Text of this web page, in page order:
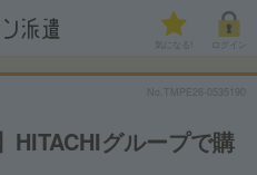
気になる!
No.TMPE26-0535190
HITACHIグループで購